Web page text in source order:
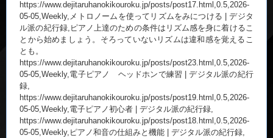
https://www.dejitaruhanokikouroku.jp/posts/post17.html,0.5,2026-
05-05,Weekly,メトロノームを使ってリズムをみにつける | デジタ
ル派の紀行録,ピアノ上達のための条件はリズム感を身に着けるこ
とから始めましょう。そろっていないリズムは違和感を覚えるこ
とも。
https://www.dejitaruhanokikouroku.jp/posts/post23.html,0.5,2026-
05-05,Weekly,電子ピアノ ヘッドホンで練習 | デジタル派の紀行
録,
https://www.dejitaruhanokikouroku.jp/posts/post19.html,0.5,2026-
05-05,Weekly,電子ピアノ初心者 | デジタル派の紀行録,
https://www.dejitaruhanokikouroku.jp/posts/post18.html,0.5,2026-
05-05,Weekly,ピアノ和音の仕組みと機能 | デジタル派の紀行録,